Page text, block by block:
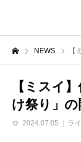
NEWS 【
【ミスイ
け祭り」の
2024.07.05 ラ